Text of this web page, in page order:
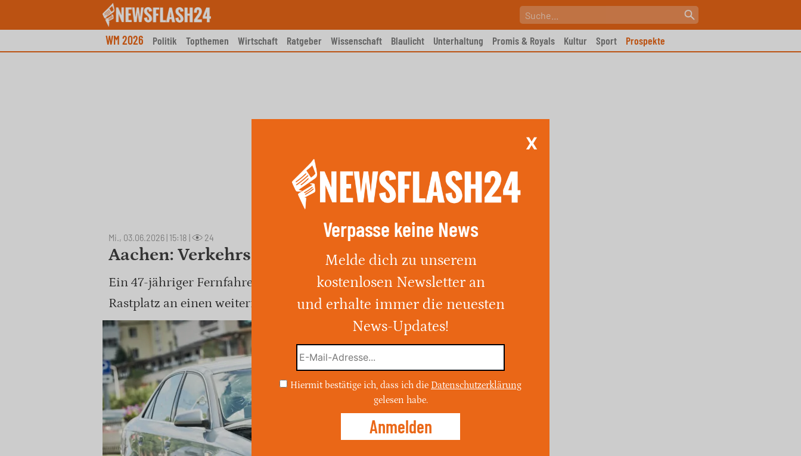
WM 2026 Politik Topthemen Wirtschaft Ratgeber Wissenschaft Blaulicht Unterhaltung Promis & Royals Kultur Sport Prospekte
Mi., 03.06.2026 | 15:18 24
Aachen: Verkehrspolizei Köln sucht Zeugen
Ein 47-jähriger Fernfahrer klammerte sich nach einem Unfall auf A4-
Rastplatz an einen weiterfahrenden Lkw und wurde leicht verletzt.
X
Verpasse keine News
Melde dich zu unserem
kostenlosen Newsletter an
und erhalte immer die neuesten
News-Updates!
Hiermit bestätige ich, dass ich die Datenschutzerklärung
gelesen habe.